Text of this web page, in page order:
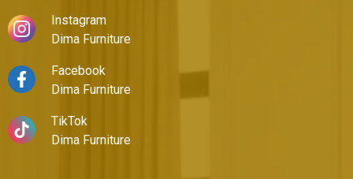
Instagram
Dima Furniture
Facebook
Dima Furniture
TikTok
Dima Furniture